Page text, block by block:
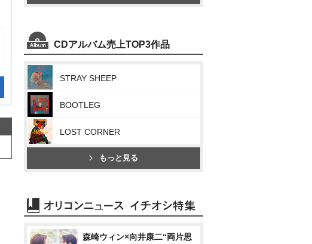
CDアルバム売上TOP3作品
STRAY SHEEP
BOOTLEG
LOST CORNER
もっと見る
森崎ウィン×向井康二“両片思